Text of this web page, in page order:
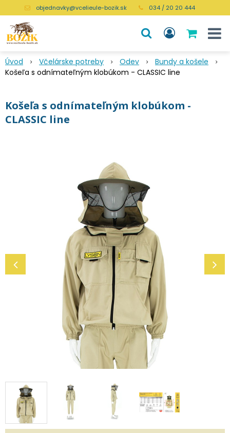
objednavky@vcelieule-bozik.sk 034 / 20 20 444
Úvod Včelárske potreby Odev
Bundy a košele
Košeľa s odnímateľným klobúkom - CLASSIC line
Košeľa s odnímateľným klobúkom -
CLASSIC line